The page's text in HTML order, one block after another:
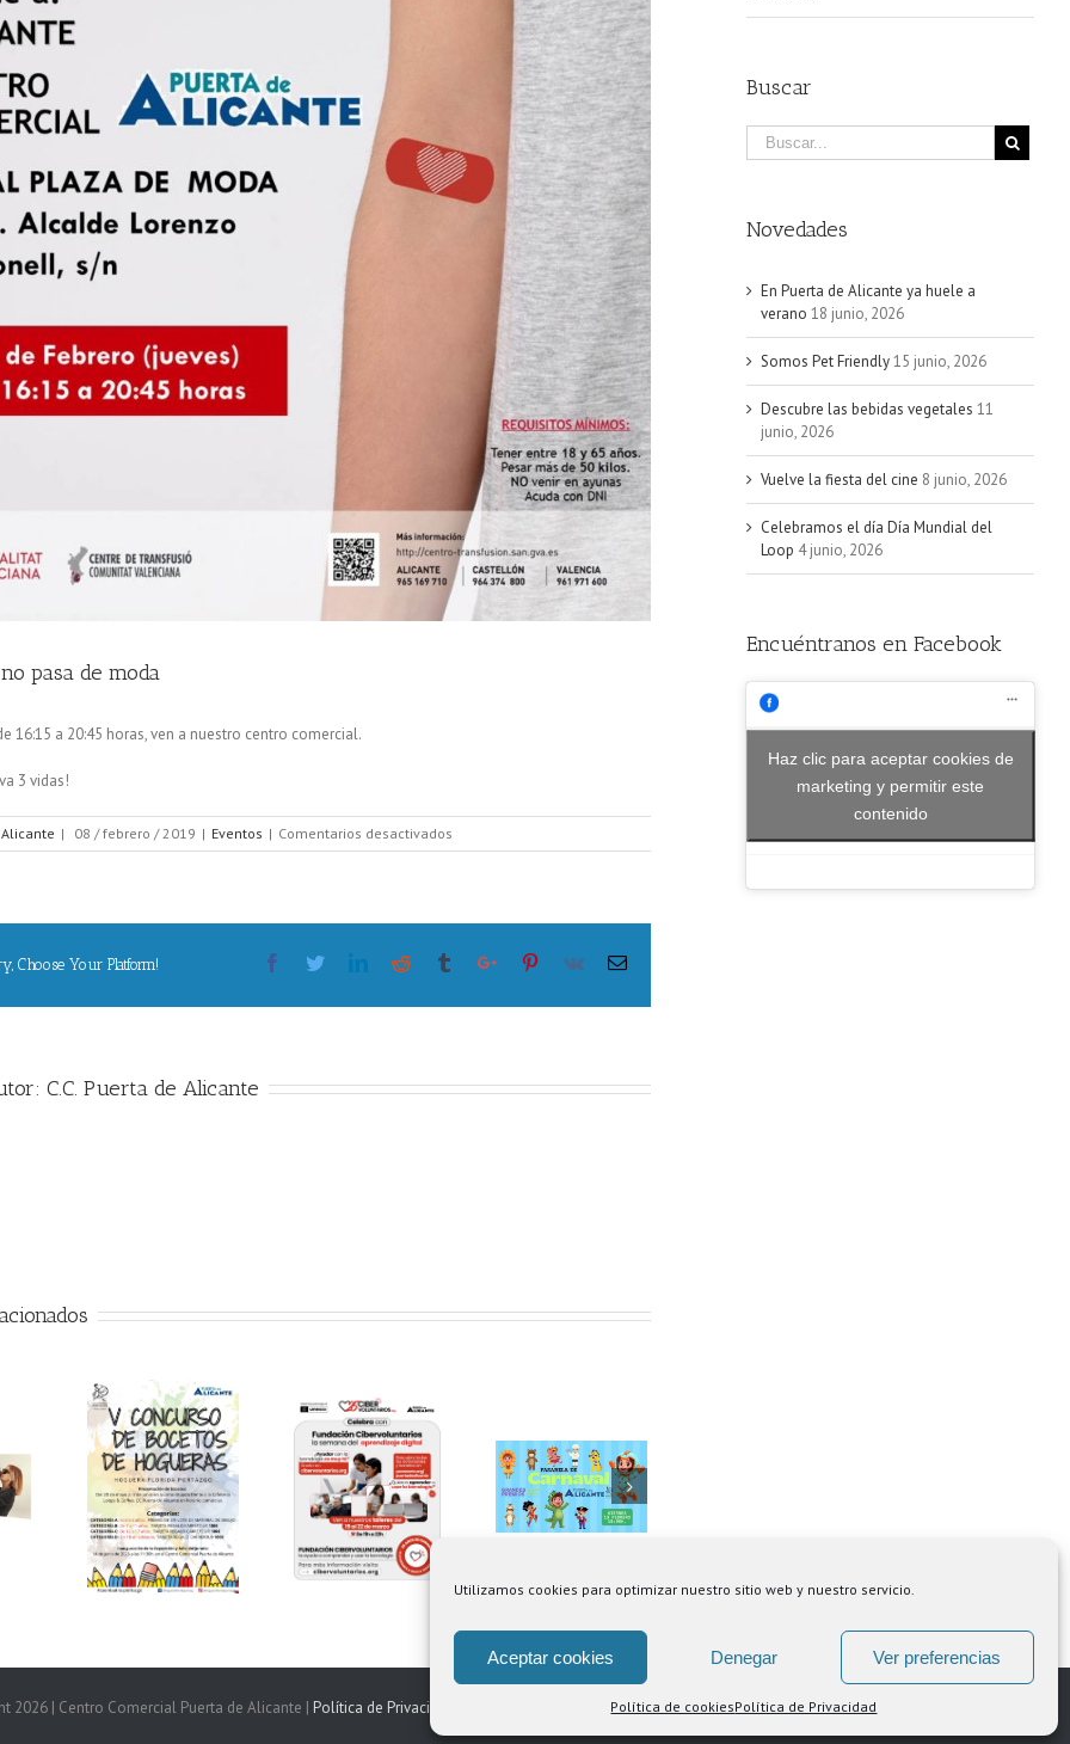
Utilizamos cookies para optimizar nuestro sitio web y nuestro servicio.
Aceptar cookies Denegar Ver preferencias
Política de cookiesPolítica de Privacidad
pasa de moda
16:15 a 20:45 horas, ven a nuestro centro comercial.
3 vidas!
Alicante | 08 / febrero / 2019 | Eventos | Comentarios desactivados
Ser
moda
Choose Your Platform! FacebookTwitterLinkedinReddit TumblrGoogle+Pinterest
Vk Email
C.C. Puerta de Alicante
de
de
en
Semana del
Aprendizaje
Digital
Pasarela de
Carnaval
Empieza el año
regalando vida
Buscar
Novedades
En Puerta de Alicante ya huele a
verano 18 junio, 2026
Somos Pet Friendly15 junio, 2026
Descubre las bebidas vegetales 11
junio, 2026
Vuelve la fiesta del cine 8 junio, 2026
Celebramos el día Día Mundial del
Loop 4 junio, 2026
Encuéntranos en Facebook
Haz clic para aceptar cookies de
marketing y permitir este
contenido
2026 | Centro Comercial Puerta de Alicante | Política de Privacidad Facebook